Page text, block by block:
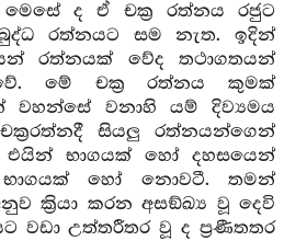
ද ඒ චක්‍ර රත්නය රජුට
රත්නයට සම නැත. ඉදින්
රත්නයක් වේද තථාගතයන්
මේ චක්‍ර රත්නය කුමක්
වහන්සේ වනාහි යම් දිව්‍යමය
සියලු රත්නයන්ගෙන්
එයින් භාගයක් හෝ දහසයෙන්
හෝ නොවටී. තමන්
ක්‍රියා කරන අසඞ්ඛ්‍ය වූ දෙවි
වඩා උත්තරීතර වූ ද ප්‍රණීතතර